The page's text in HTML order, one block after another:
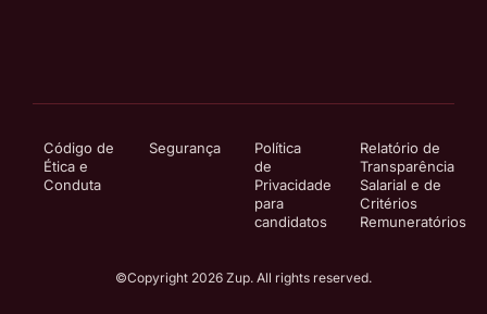
Código de
Ética e
Conduta
Segurança
Política
de
Privacidade
para
candidatos
Relatório de
Transparência
Salarial e de
Critérios
Remuneratórios
©Copyright 2026 Zup. All rights reserved.